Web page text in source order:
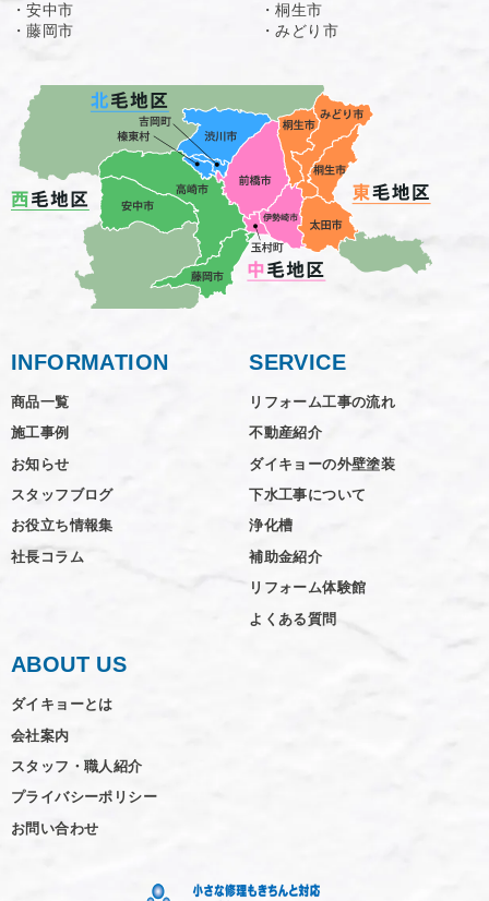
・安中市
・藤岡市
・桐生市
・みどり市
INFORMATION
商品一覧
施工事例
お知らせ
スタッフブログ
お役立ち情報集
社長コラム
SERVICE
リフォーム工事の流れ
不動産紹介
ダイキョーの外壁塗装
下水工事について
浄化槽
補助金紹介
リフォーム体験館
よくある質問
ABOUT US
ダイキョーとは
会社案内
スタッフ・職人紹介
プライバシーポリシー
お問い合わせ